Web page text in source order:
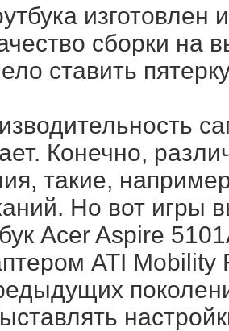
изготовлен
сборки на
ставить
Конечно,
такие,
Но вот игры
Acer Aspire
ATI